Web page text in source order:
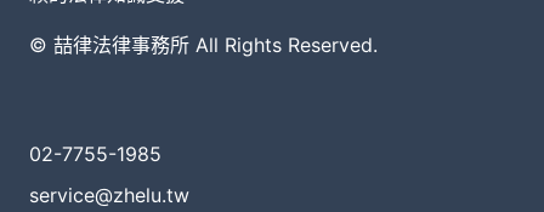
© 喆律法律事務所 All Rights Reserved.
02-7755-1985
service@zhelu.tw